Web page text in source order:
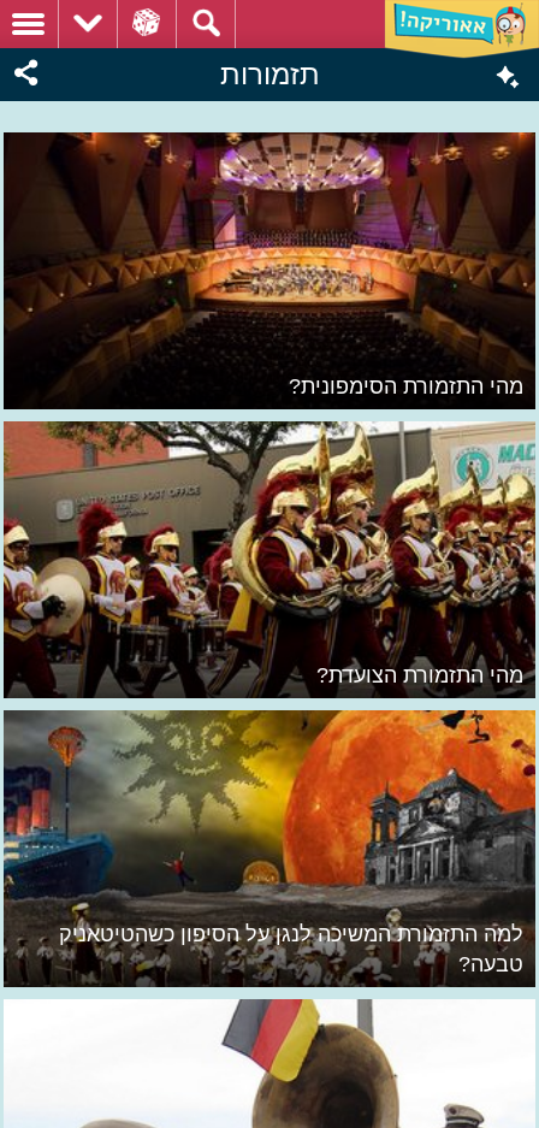
תזמורות
מהי התזמורת הסימפונית?
מהי התזמורת הצועדת?
למה התזמורת המשיכה לנגן על הסיפון כשהטיטאניק
טבעה?